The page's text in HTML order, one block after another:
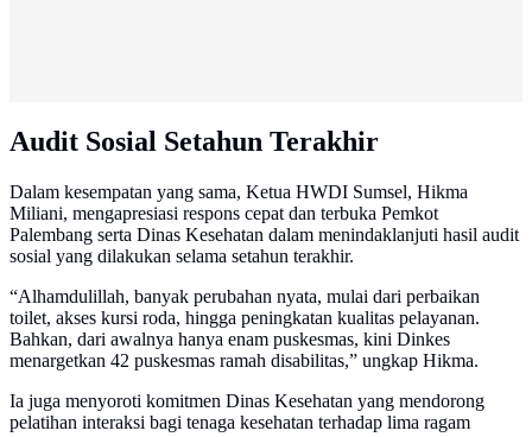
Audit Sosial Setahun Terakhir
Dalam kesempatan yang sama, Ketua HWDI Sumsel, Hikma
Miliani, mengapresiasi respons cepat dan terbuka Pemkot
Palembang serta Dinas Kesehatan dalam menindaklanjuti hasil audit
sosial yang dilakukan selama setahun terakhir.
“Alhamdulillah, banyak perubahan nyata, mulai dari perbaikan
toilet, akses kursi roda, hingga peningkatan kualitas pelayanan.
Bahkan, dari awalnya hanya enam puskesmas, kini Dinkes
menargetkan 42 puskesmas ramah disabilitas,” ungkap Hikma.
Ia juga menyoroti komitmen Dinas Kesehatan yang mendorong
pelatihan interaksi bagi tenaga kesehatan terhadap lima ragam